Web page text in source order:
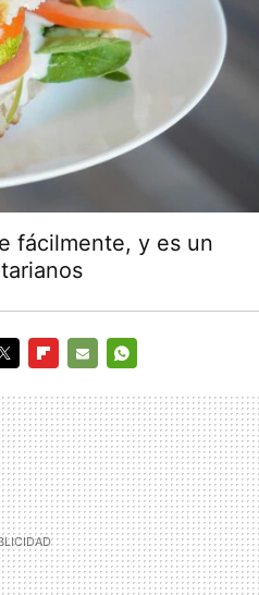
fácilmente, y es un
MAIL